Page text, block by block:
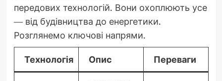
передових технологій. Вони охоплюють усе
— від будівництва до енергетики.
Розглянемо ключові напрями.
Технологія Опис Переваги